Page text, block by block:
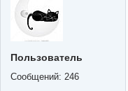
Пользователь
Сообщений: 246